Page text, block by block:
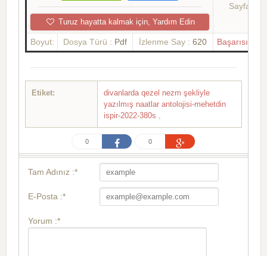
Turuz hayatta kalmak için, Yardım Edin
Sayfalar:
Boyut: Dosya Türü : Pdf İzlenme Say : 620 Başarısızlık
Etiket:
divanlarda qezel nezm şekliyle
yazılmış naatlar antolojisi-mehetdin
ispir-2022-380s
0 0
Tam Adınız :*
E-Posta :*
Yorum :*